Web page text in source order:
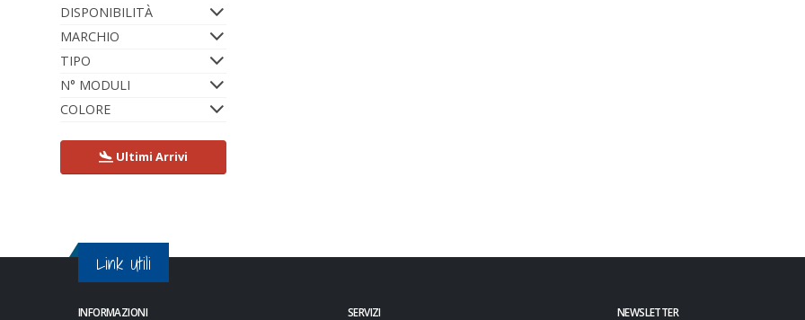
DISPONIBILITÀ
MARCHIO
TIPO
N° MODULI
COLORE
Ultimi Arrivi
Link Utili
INFORMAZIONI SERVIZI NEWSLETTER